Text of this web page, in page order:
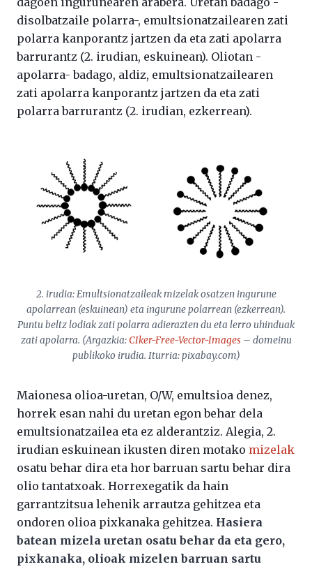
disolbatzaile polarra-, emultsionatzailearen zati
polarra kanporantz jartzen da eta zati apolarra
barrurantz (2. irudian, eskuinean). Oliotan -
apolarra- badago, aldiz, emultsionatzailearen
zati apolarra kanporantz jartzen da eta zati
polarra barrurantz (2. irudian, ezkerrean).
2. irudia: Emultsionatzaileak mizelak osatzen ingurune
apolarrean (eskuinean) eta ingurune polarrean (ezkerrean).
Puntu beltz lodiak zati polarra adierazten du eta lerro uhinduak
zati apolarra. (Argazkia:CIker-Free-Vector-Images– domeinu
publikoko irudia. Iturria: pixabay.com)
Maionesa olioa-uretan, O/W, emultsioa denez,
horrek esan nahi du uretan egon behar dela
emultsionatzailea eta ez alderantziz. Alegia, 2.
irudian eskuinean ikusten diren motako mizelak
osatu behar dira eta hor barruan sartu behar dira
olio tantatxoak. Horrexegatik da hain
garrantzitsua lehenik arrautza gehitzea eta
ondoren olioa pixkanaka gehitzea. Hasiera
batean mizela uretan osatu behar da eta gero,
pixkanaka, olioak mizelen barruan sartu